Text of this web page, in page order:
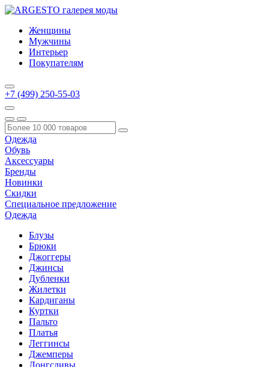
Женщины
Мужчины
Интерьер
Покупателям
+7 (499) 250-55-03
Одежда
Обувь
Аксессуары
Бренды
Новинки
Скидки
Специальное предложение
Одежда
Блузы
Брюки
Джоггеры
Джинсы
Дубленки
Жилетки
Кардиганы
Куртки
Пальто
Платья
Леггинсы
Джемперы
Лонгсливы